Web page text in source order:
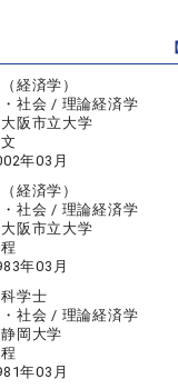
経済学）
・社会 / 理論経済学
大阪市立大学
年03月
経済学）
・社会 / 理論経済学
大阪市立大学
年03月
学士
・社会 / 理論経済学
静岡大学
年03月